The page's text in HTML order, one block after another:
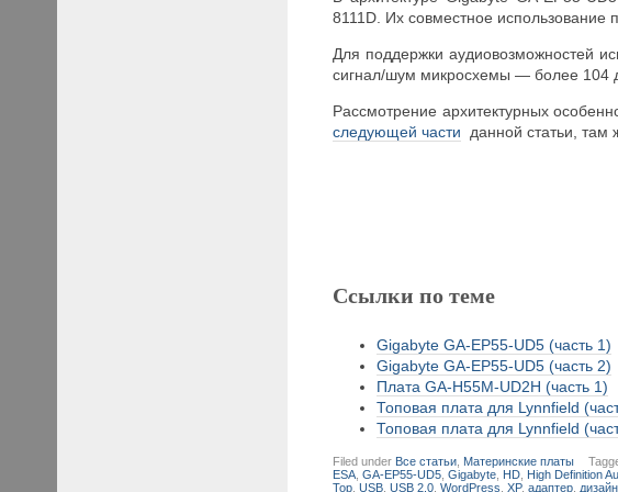
8111D. Их совместное использование
Для поддержки аудиовозможностей
сигнал/шум микросхемы — более 104
Рассмотрение архитектурных
следующей части данной статьи, там
Ссылки по теме
Gigabyte GA-EP55-UD5 (часть 1)
Gigabyte GA-EP55-UD5 (часть 2)
Плата GA-H55M-UD2H (часть 1)
Топовая плата для Lynnfield
Топовая плата для Lynnfield
Filed under Все статьи Материнские платы
ESA ,GA-EP55-UD5 ,Gigabyte HD High Definition
Top ,USB ,USB 2.0 ,WordPress ,XP,адаптер дизайн